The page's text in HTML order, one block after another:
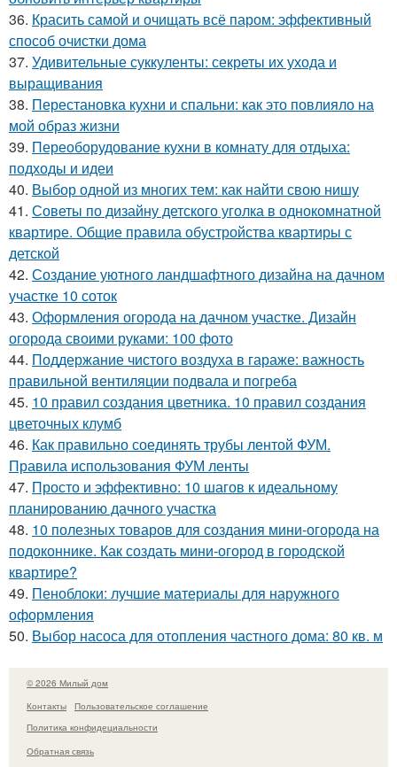
36. Красить самой и очищать всё паром: эффективный
способ очистки дома
37. Удивительные суккуленты: секреты их ухода и
выращивания
38. Перестановка кухни и спальни: как это повлияло на
мой образ жизни
39. Переоборудование кухни в комнату для отдыха:
подходы и идеи
40. Выбор одной из многих тем: как найти свою нишу
41. Советы по дизайну детского уголка в однокомнатной
квартире. Общие правила обустройства квартиры с
детской
42. Создание уютного ландшафтного дизайна на дачном
участке 10 соток
43. Оформления огорода на дачном участке. Дизайн
огорода своими руками: 100 фото
44. Поддержание чистого воздуха в гараже: важность
правильной вентиляции подвала и погреба
45. 10 правил создания цветника. 10 правил создания
цветочных клумб
46. Как правильно соединять трубы лентой ФУМ.
Правила использования ФУМ ленты
47. Просто и эффективно: 10 шагов к идеальному
планированию дачного участка
48. 10 полезных товаров для создания мини-огорода на
подоконнике. Как создать мини-огород в городской
квартире?
49. Пеноблоки: лучшие материалы для наружного
оформления
50. Выбор насоса для отопления частного дома: 80 кв. м
© 2026 Милый дом
Контакты
Пользовательское соглашение
Политика конфидециальности
Обратная связь